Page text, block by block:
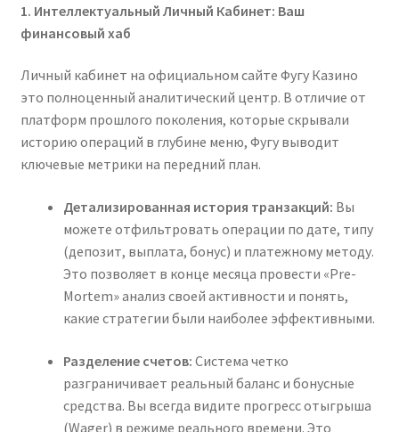
1. Интеллектуальный Личный Кабинет: Ваш
финансовый хаб
Личный кабинет на официальном сайте Фугу Казино
это полноценный аналитический центр. В отличие от
платформ прошлого поколения, которые скрывали
историю операций в глубине меню, Фугу выводит
ключевые метрики на передний план.
Детализированная история транзакций: Вы
можете отфильтровать операции по дате, типу
(депозит, выплата, бонус) и платежному методу.
Это позволяет в конце месяца провести «Pre-
Mortem» анализ своей активности и понять,
какие стратегии были наиболее эффективными.
Разделение счетов: Система четко
разграничивает реальный баланс и бонусные
средства. Вы всегда видите прогресс отыгрыша
(Wager) в режиме реального времени. Это